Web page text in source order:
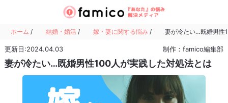
ホーム / 結婚・婚活 / 嫁・妻に関する悩み / 妻が冷たい…既婚男性
更新日:2024.04.03 制作：famico編集部
妻が冷たい…既婚男性100人が実践した対処法とは